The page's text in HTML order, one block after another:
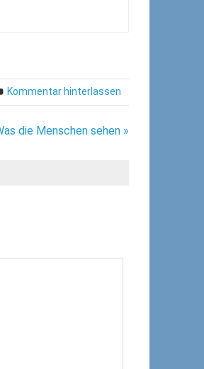
Kommentar hinterlassen
die Menschen sehen »